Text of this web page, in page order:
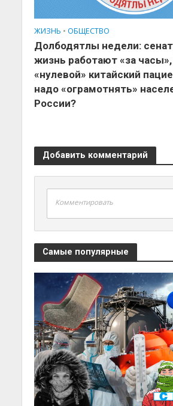
ЖИЗНЬ • ОБЩЕСТВО
Долбодятлы недели:
жизнь работают «за
«нулевой» китайский
надо «ограмотнять»
России?
Добавить комментарий
Комментировать
Самые популярные